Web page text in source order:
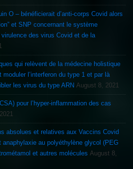
O – bénéficierait d’anti-corps Covid alors
et SNP concernant le système
virulence des virus Covid et de la
qui relèvent de la médecine holistique
moduler l’interferon du type 1 et par là
les virus du type ARN August 8, 2021
absolues et relatives aux Vaccins Covid
anaphylaxie au polyéthylène glycol (PEG
et autres molécules August 8,